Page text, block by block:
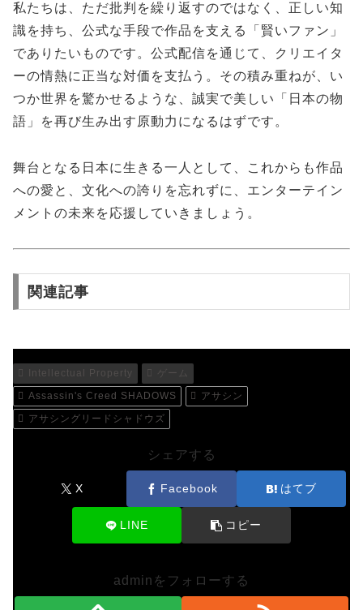
私たちは、ただ批判を繰り返すのではなく、正しい知
識を持ち、公式な手段で作品を支える「賢いファン」
でありたいものです。公式配信を通じて、クリエイタ
ーの情熱に正当な対価を支払う。その積み重ねが、い
つか世界を驚かせるような、誠実で美しい「日本の物
語」を再び生み出す原動力になるはずです。
舞台となる日本に生きる一人として、これからも作品
への愛と、文化への誇りを忘れずに、エンターテイン
メントの未来を応援していきましょう。
関連記事
Intellectual Property
ゲーム
Assassin's Creed SHADOWS
アサシン
アサシングリードシャドウズ
シェアする
X Facebook はてブ
LINE コピー
adminをフォローする